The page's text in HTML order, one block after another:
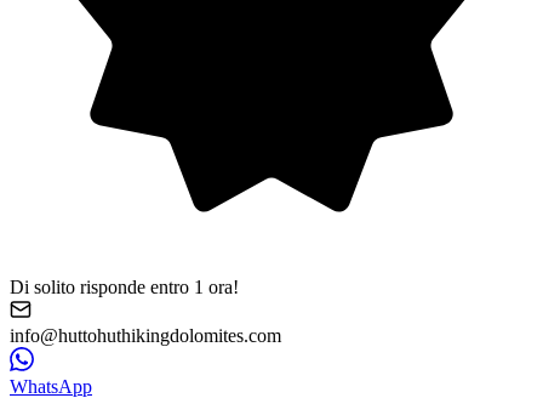
Di solito risponde entro 1 ora!
info@huttohuthikingdolomites.com
WhatsApp